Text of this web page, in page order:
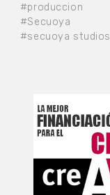
#produccion
#Secuoya
#secuoya studios